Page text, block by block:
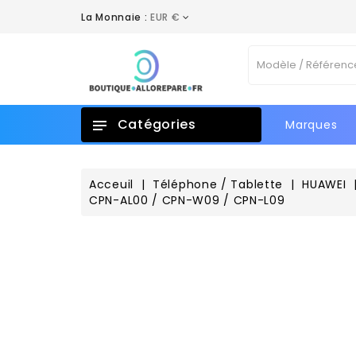
La Monnaie : EUR €
Catégories Marques
Acceuil Téléphone / Tablette HUAWEI
CPN-AL00 / CPN-W09 / CPN-L09